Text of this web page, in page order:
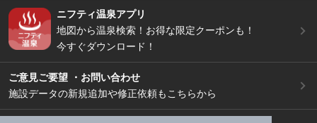
ニフティ温泉アプリ
地図から温泉検索！お得な限定クーポンも！
今すぐダウンロード！
ご意見ご要望 ・お問い合わせ
施設データの新規追加や修正依頼もこちらから